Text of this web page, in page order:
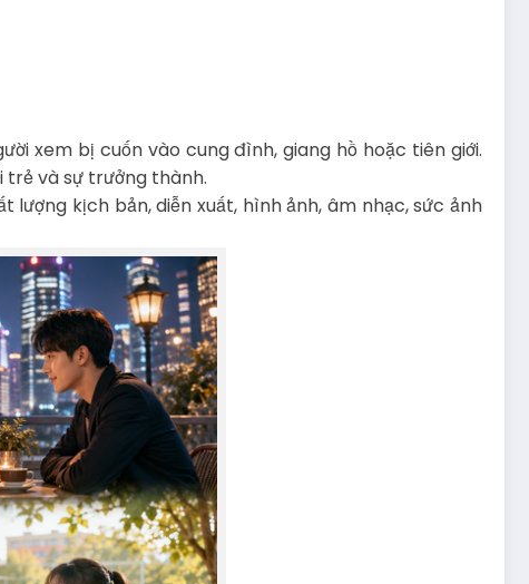
xem bị cuốn vào cung đình, giang hồ hoặc tiên giới.
trẻ và sự trưởng thành.
kịch bản, diễn xuất, hình ảnh, âm nhạc, sức ảnh